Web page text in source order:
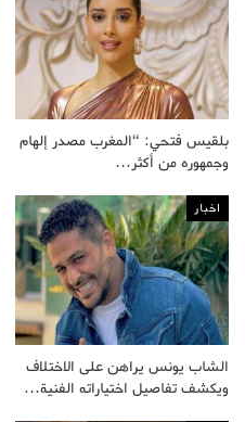
بلقيس فتحي: “المغرب مصدر إلهام
وجمهوره من أكثر…
اخبار
الشاب يونس يراهن على الاختلاف
ويكشف تفاصيل اختياراته الفنية…